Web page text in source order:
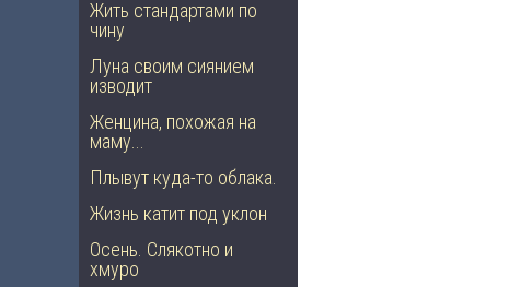
Жить стандартами по
чину
Луна своим сиянием
изводит
Женцина, похожая на
маму...
Плывут куда-то облака.
Жизнь катит под уклон
Осень. Слякотно и
хмуро